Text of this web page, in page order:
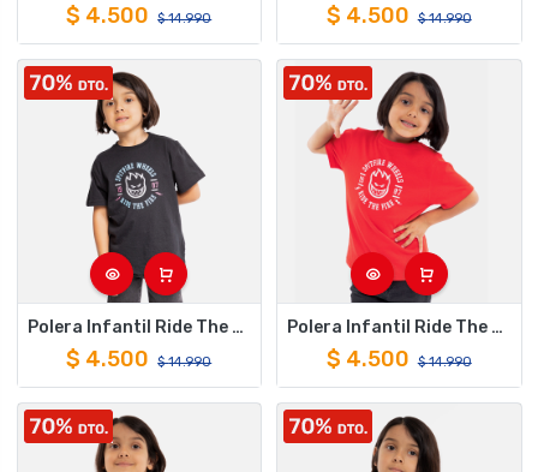
$ 4.500 $14.990 $ 4.500 $14.990
Polera Infantil Ride The Fire Negro Spitfire
$ 4.500 $14.990
Polera Infantil Ride The Fire Rojo Spitfire
$ 4.500 $14.990